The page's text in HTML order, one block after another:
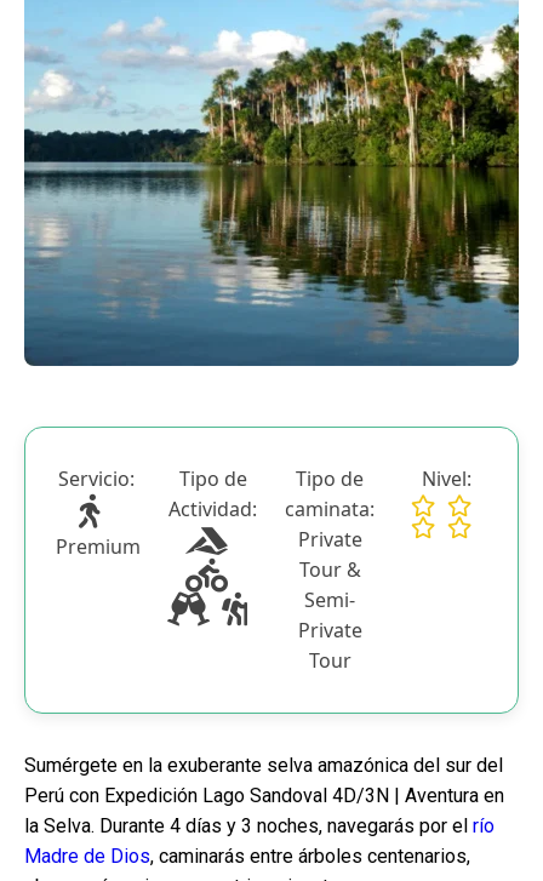
Blog
Contactanos
Servicio:
Premium
Tipo de
Actividad:
Tipo de
caminata:
Private
Tour &
Semi-
Private
Tour
Nivel:
Sumérgete en la exuberante selva amazónica del sur del
Perú con Expedición Lago Sandoval 4D/3N | Aventura en
la Selva. Durante 4 días y 3 noches, navegarás por el río
Madre de Dios, caminarás entre árboles centenarios,